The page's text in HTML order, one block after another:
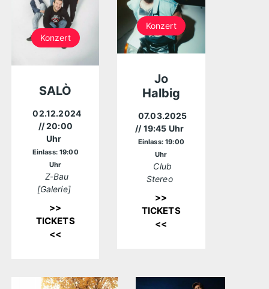
Konzert
SALÒ
02.12.2024
// 20:00
Uhr
Einlass: 19:00
Uhr
Z-Bau
[Galerie]
>>
TICKETS
<<
Konzert
Jo
Halbig
07.03.2025
// 19:45 Uhr
Einlass: 19:00
Uhr
Club
Stereo
>>
TICKETS
<<